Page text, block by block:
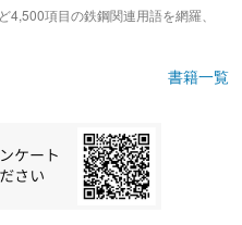
4,500項目の鉄鋼関連用語を網羅、
書籍一覧